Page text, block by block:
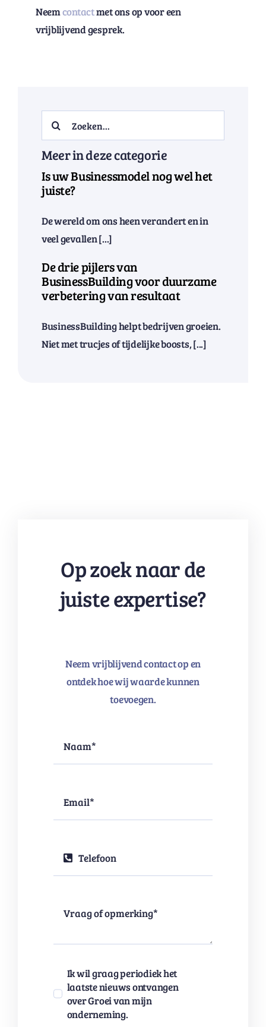
Neemcontactmet ons op voor een
vrijblijvend gesprek.
Search
for:
Meer in deze categorie
Is uw Businessmodel nog wel het
juiste?
De wereld om ons heen verandert en in
veel gevallen [...]
De drie pijlers van
BusinessBuilding voor duurzame
verbetering van resultaat
BusinessBuilding helpt bedrijven groeien.
Niet met trucjes of tijdelijke boosts, [...]
Op zoek naar de
juiste expertise?
Neem vrijblijvend contact op en
ontdek hoe wij waarde kunnen
toevoegen.
Ik wil graag periodiek het
laatste nieuws ontvangen
over Groei van mijn
onderneming.